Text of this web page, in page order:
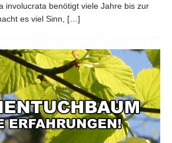
involucrata benötigt viele Jahre bis zur
es viel Sinn, […]